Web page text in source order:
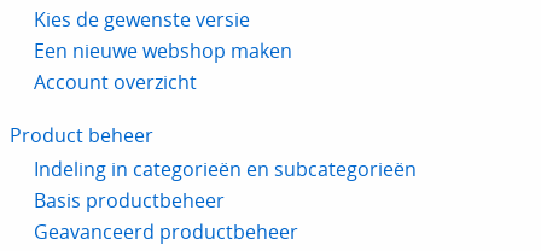
Kies de gewenste versie
Een nieuwe webshop maken
Account overzicht
Product beheer
Indeling in categorieën en subcategorieën
Basis productbeheer
Geavanceerd productbeheer